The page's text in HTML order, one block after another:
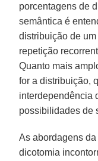
porcentagens de
semântica é
distribuição de
repetição
Quanto mais
for a distribuição,
interdependência
possibilidades de
As abordagens da
dicotomia